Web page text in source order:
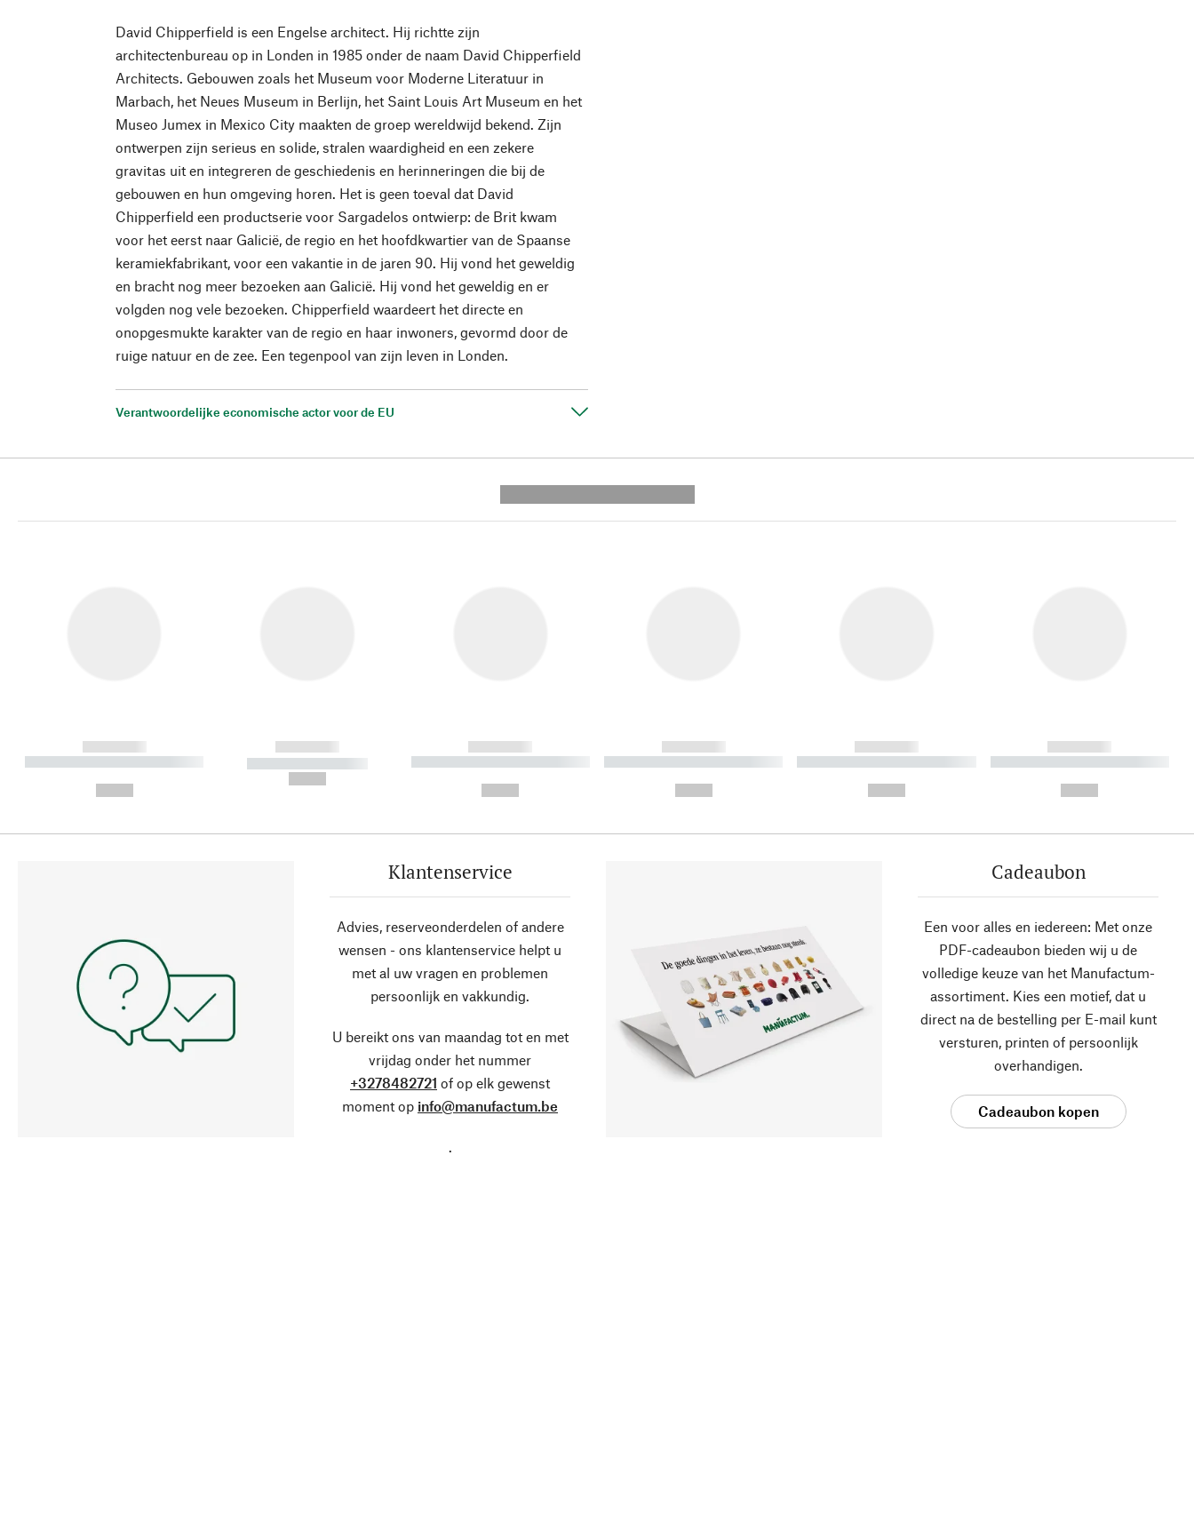
David Chipperfield is een Engelse architect. Hij richtte zijn
architectenbureau op in Londen in 1985 onder de naam David Chipperfield
Architects. Gebouwen zoals het Museum voor Moderne Literatuur in
Marbach, het Neues Museum in Berlijn, het Saint Louis Art Museum en het
Museo Jumex in Mexico City maakten de groep wereldwijd bekend. Zijn
ontwerpen zijn serieus en solide, stralen waardigheid en een zekere
gravitas uit en integreren de geschiedenis en herinneringen die bij de
gebouwen en hun omgeving horen. Het is geen toeval dat David
Chipperfield een productserie voor Sargadelos ontwierp: de Brit kwam
voor het eerst naar Galicië, de regio en het hoofdkwartier van de Spaanse
keramiekfabrikant, voor een vakantie in de jaren 90. Hij vond het geweldig
en bracht nog meer bezoeken aan Galicië. Hij vond het geweldig en er
volgden nog vele bezoeken. Chipperfield waardeert het directe en
onopgesmukte karakter van de regio en haar inwoners, gevormd door de
ruige natuur en de zee. Een tegenpool van zijn leven in Londen.
Verantwoordelijke economische actor voor de EU
------------
----------- ----------- ----------
------------
----------- -----------
------------
----------- ----------- ----------
------------
----------- ----------- ----------
------------
----------- ----------- ----------
------------
----------- ----------- ----------
Klantenservice
Advies, reserveonderdelen of andere
wensen - ons klantenservice helpt u
met al uw vragen en problemen
persoonlijk en vakkundig.
U bereikt ons van maandag tot en met
vrijdag onder het nummer
+3278482721 of op elk gewenst
moment op info@manufactum.be
.
Cadeaubon
Een voor alles en iedereen: Met onze
PDF-cadeaubon bieden wij u de
volledige keuze van het Manufactum-
assortiment. Kies een motief, dat u
direct na de bestelling per E-mail kunt
versturen, printen of persoonlijk
overhandigen.
Cadeaubon kopen